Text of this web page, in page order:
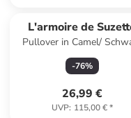
L'armoire de
Pullover in Camel/
-76%
26,99 €
UVP: 115,00 €*